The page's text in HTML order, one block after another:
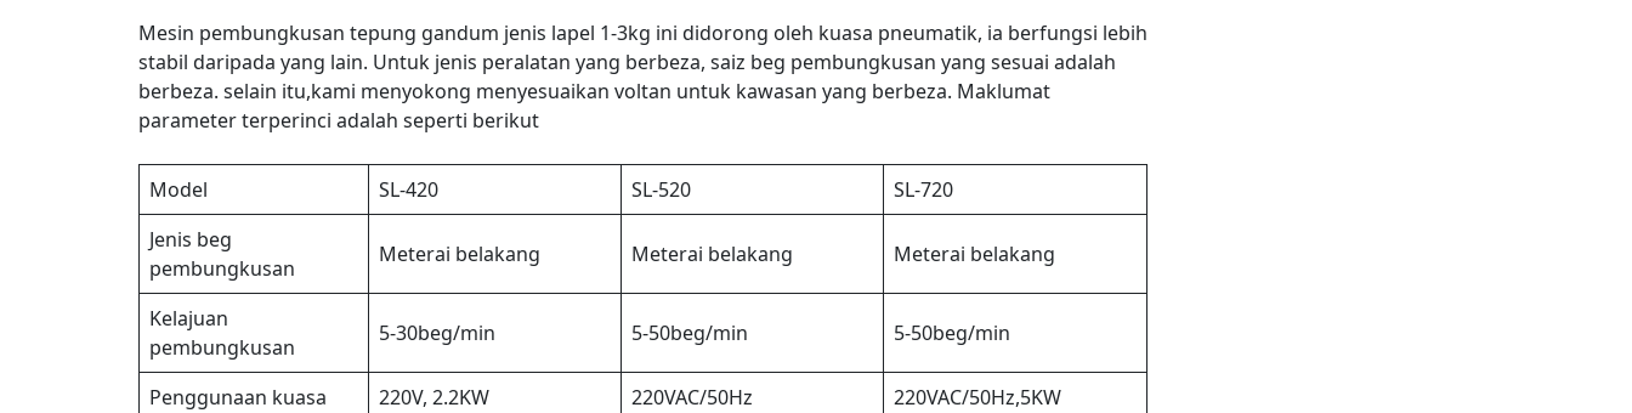
Mesin pembungkusan tepung gandum jenis lapel 1-3kg ini didorong oleh kuasa pneumatik, ia berfungsi lebih
stabil daripada yang lain. Untuk jenis peralatan yang berbeza, saiz beg pembungkusan yang sesuai adalah
berbeza. selain itu,kami menyokong menyesuaikan voltan untuk kawasan yang berbeza. Maklumat
parameter terperinci adalah seperti berikut
Model SL-420 SL-520
SL-720
Jenis beg
pembungkusan
Meterai belakang Meterai belakang Meterai belakang
Kelajuan
pembungkusan
5-30beg/min 5-50beg/min 5-50beg/min
Penggunaan kuasa 220V, 2.2KW 220VAC/50Hz 220VAC/50Hz,5KW